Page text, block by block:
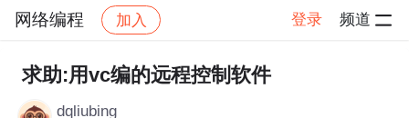
网络编程 加入 登录 频道
社区 网络编程 帖子详情
求助:用vc编的远程控制软件
dqliubing